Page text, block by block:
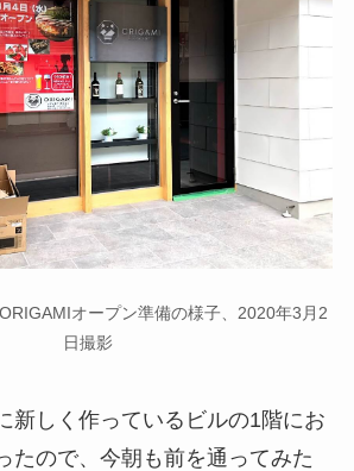
オープン準備の様子、2020年3月2
日撮影
新しく作っているビルの1階にお
たので、今朝も前を通ってみた